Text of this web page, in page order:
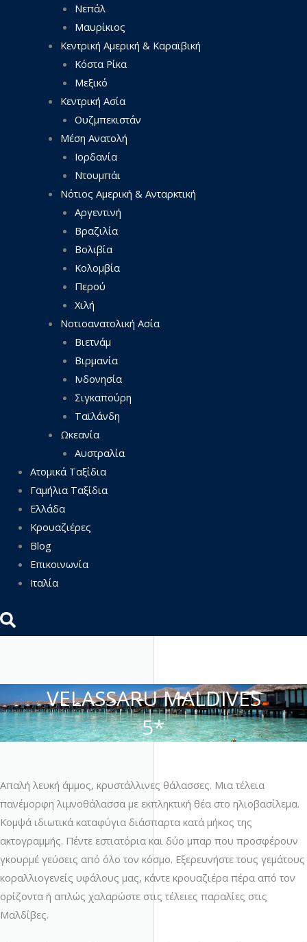
Νεπάλ
Μαυρίκιος
Κεντρική Αμερική & Καραϊβική
Κόστα Ρίκα
Μεξικό
Κεντρική Ασία
Ουζμπεκιστάν
Μέση Ανατολή
Ιορδανία
Ντουμπάι
Νότιος Αμερική & Ανταρκτική
Αργεντινή
Βραζιλία
Βολιβία
Κολομβία
Περού
Χιλή
Νοτιοανατολική Ασία
Βιετνάμ
Βιρμανία
Ινδονησία
Σιγκαπούρη
Ταϊλάνδη
Ωκεανία
Αυστραλία
Ατομικά Ταξίδια
Γαμήλια Ταξίδια
Ελλάδα
Κρουαζιέρες
Blog
Επικοινωνία
Ιταλία
VELASSARU MALDIVES
5*
Απαλή λευκή άμμος, κρυστάλλινες θάλασσες. Μια τέλεια
πανέμορφη λιμνοθάλασσα με εκπληκτική θέα στο ηλιοβασίλεμα.
Κομψά ιδιωτικά καταφύγια διάσπαρτα κατά μήκος της
ακτογραμμής. Πέντε εστιατόρια και δύο μπαρ που προσφέρουν
γκουρμέ γεύσεις από όλο τον κόσμο. Εξερευνήστε τους γεμάτους
κοραλλιογενείς υφάλους μας, κάντε κρουαζιέρα πέρα ​​από τον
ορίζοντα ή απλώς χαλαρώστε στις τέλειες παραλίες στις
Μαλδίβες.